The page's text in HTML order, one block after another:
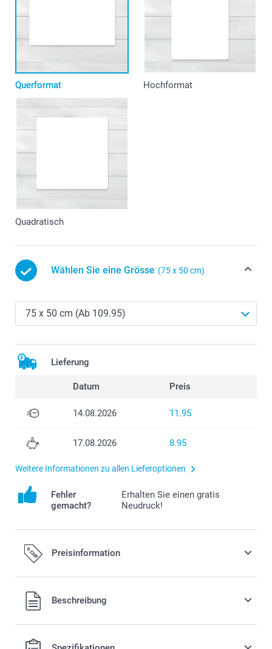
Querformat Hochformat
Quadratisch
Wählen Sie eine Grösse (75 x 50 cm)
Lieferung
Datum Preis
14.08.2026 11.95
17.08.2026 8.95
Weitere Informationen zu allen Lieferoptionen
Fehler
gemacht?
Erhalten Sie einen gratis
Neudruck!
Preisinformation
Alle Preise verstehen sich in Schweizer Franken (CHF) inkl.
MwSt. und zzgl. Versandkosten.
Beschreibung